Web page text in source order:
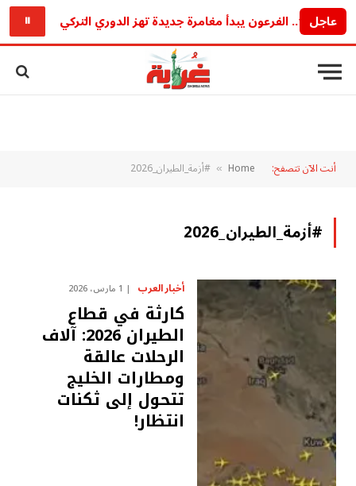
عاجلالدوري التركي ⏸
أنت الآن تتصفح: Home
» #أزمة_الطيران_2026
#أزمة_الطيران_2026
أخبار العرب 1 مارس، 2026
كارثة في قطاع
الطيران 2026: آلاف
الرحلات عالقة
ومطارات الخليج
تتحول إلى ثكنات
انتظار!